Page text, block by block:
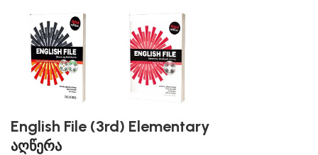
English File (3rd) Elementary
აღწერა